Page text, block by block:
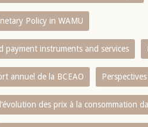
Policy in WAMU
payment instruments and services
annuel de la BCEAO
des prix à la consommation